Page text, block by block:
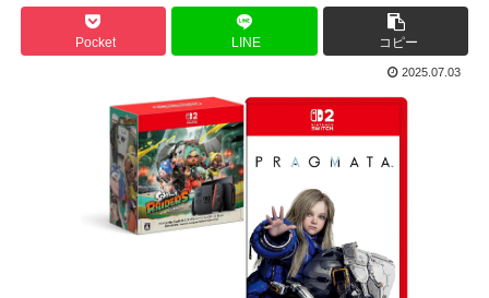
Pocket LINE コピー
2025.07.03